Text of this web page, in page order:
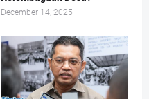
December 14, 2025